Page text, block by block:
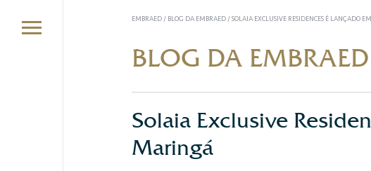
EMBRAED / BLOG DA EMBRAED /SOLAIA EXCLUSIVE RESIDENCES É LANÇADO
BLOG DA EMBRAED
Solaia Exclusive
Maringá